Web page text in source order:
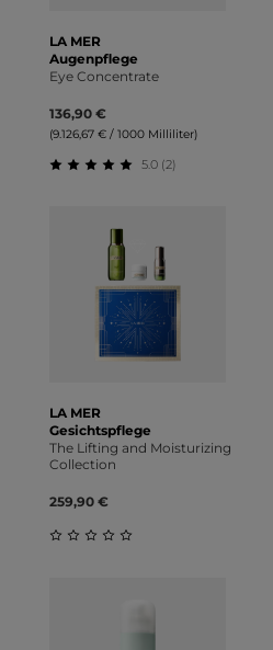
LA MER
Augenpflege
Eye Concentrate
136,90 €
(9.126,67 € / 1000 Milliliter)
5.0 (2)
LA MER
Gesichtspflege
The Lifting and Moisturizing
Collection
259,90 €